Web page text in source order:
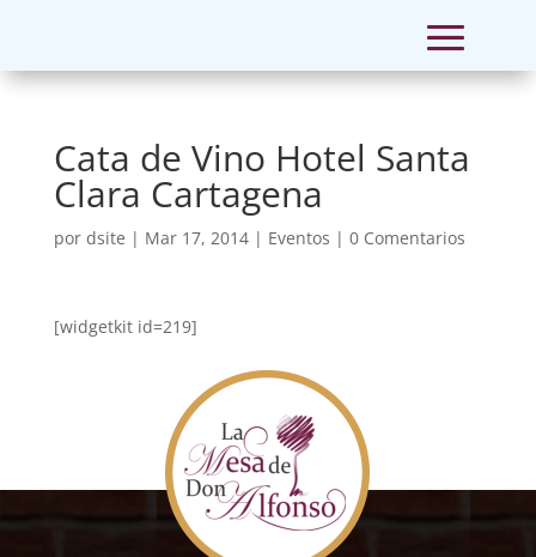
Cata de Vino Hotel Santa
Clara Cartagena
por dsite | Mar 17, 2014| Eventos | 0 Comentarios
[widgetkit id=219]